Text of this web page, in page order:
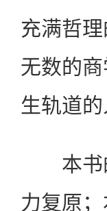
充满哲
无数的
生轨道
本书的
力复原